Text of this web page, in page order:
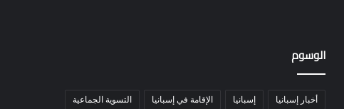
الوسوم
أخبار إسبانيا إسبانيا الإقامة في إسبانيا التسوية الجماعية